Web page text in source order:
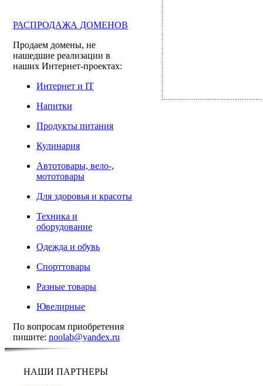
РАСПРОДАЖА ДОМЕНОВ
Продаем домены, не
нашедшие реализации в
наших Интернет-проектах:
Интернет и IT
Напитки
Продукты питания
Кулинария
Автотовары, вело-,
мототовары
Для здоровья и красоты
Техника и
оборудование
Одежда и обувь
Спорттовары
Разные товары
Ювелирные
По вопросам приобретения
пишите: noolab@yandex.ru
НАШИ ПАРТНЕРЫ